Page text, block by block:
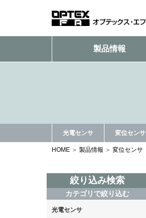
製品情報
光電センサ 変位センサ
HOME 製品情報 変位センサ
絞り込み検索
カテゴリで絞り込む
光電センサ